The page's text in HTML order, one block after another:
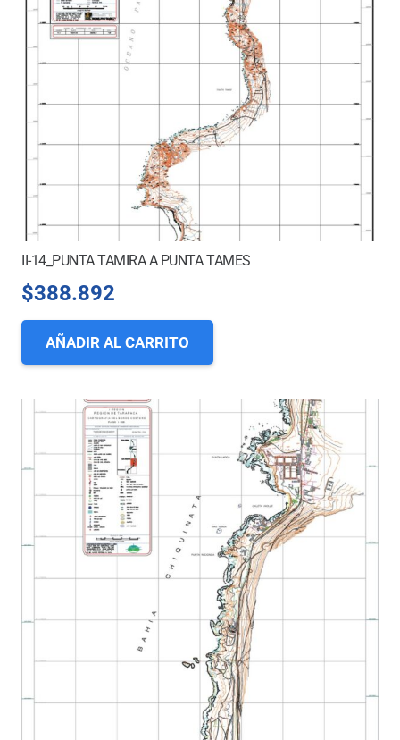
II-14_PUNTA TAMIRA A PUNTA TAMES
$388.892
AÑADIR AL CARRITO